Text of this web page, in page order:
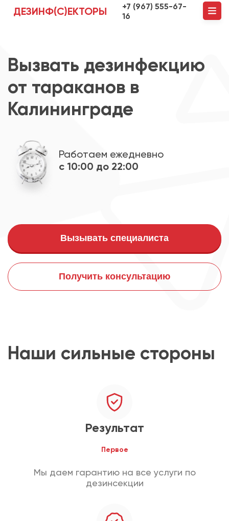
ДЕЗИНФ(С)ЕКТОРЫ
+7 (967) 555-67-
16
Вызвать дезинфекцию
от тараканов в
Калининграде
Работаем ежедневно
с 10:00 до 22:00
Вызывать специалиста
Получить консультацию
Наши сильные стороны
Результат
Первое
Мы даем гарантию на все услуги по
дезинсекции